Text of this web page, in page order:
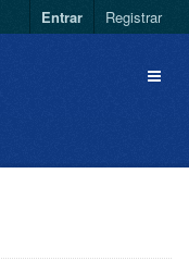
Entrar Registrar